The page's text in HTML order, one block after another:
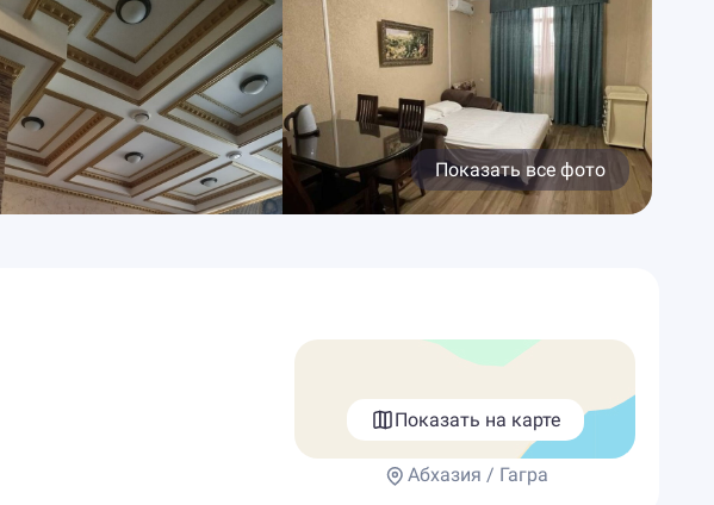
Показать все фото
Показать на карте
Абхазия / Гагра